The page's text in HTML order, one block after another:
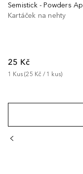
Kartáček na nehty
25 Kč
1 Kus (25 Kč / 1 kus)